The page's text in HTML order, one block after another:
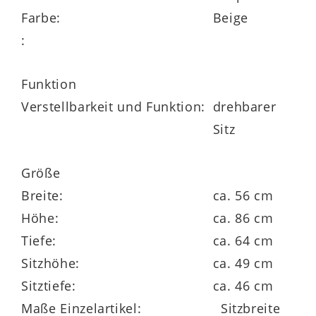
zurücklehnen und das Essen oder das
Zusammensitzen mit Familie und
Ein weiteres Highlight bildet die
Rückholfunktion
Schalenstuhls betragen
ca. 56 x 89 x 64
cm (BxHxT)
– bei einer Sitzhöhe von ca. 49
cm und einer Sitztiefe von ca. 46 cm.
Farbe:
Beige
:
Funktion
Verstellbarkeit und Funktion: drehbarer
Sitz
Größe
Breite:
ca. 56 cm
Höhe:
ca. 86 cm
Tiefe:
ca. 64 cm
Sitzhöhe:
ca. 49 cm
Sitztiefe:
ca. 46 cm
Maße Einzelartikel: